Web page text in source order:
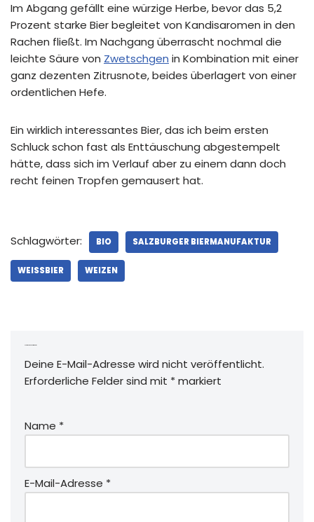
Im Abgang gefällt eine würzige Herbe, bevor das 5,2
Prozent starke Bier begleitet von Kandisaromen in den
Rachen fließt. Im Nachgang überrascht nochmal die
leichte Säure von Zwetschgen in Kombination mit einer
ganz dezenten Zitrusnote, beides überlagert von einer
ordentlichen Hefe.
Ein wirklich interessantes Bier, das ich beim ersten
Schluck schon fast als Enttäuschung abgestempelt
hätte, dass sich im Verlauf aber zu einem dann doch
recht feinen Tropfen gemausert hat.
Schlagwörter: BIO SALZBURGER BIERMANUFAKTUR
WEISSBIER WEIZEN
Deine E-Mail-Adresse wird nicht veröffentlicht.
Erforderliche Felder sind mit *markiert
Name *
E-Mail-Adresse *